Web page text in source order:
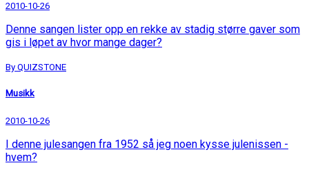
2010-10-26
Denne sangen lister opp en rekke av stadig større gaver som
gis i løpet av hvor mange dager?
By QUIZSTONE
Musikk
2010-10-26
I denne julesangen fra 1952 så jeg noen kysse julenissen -
hvem?